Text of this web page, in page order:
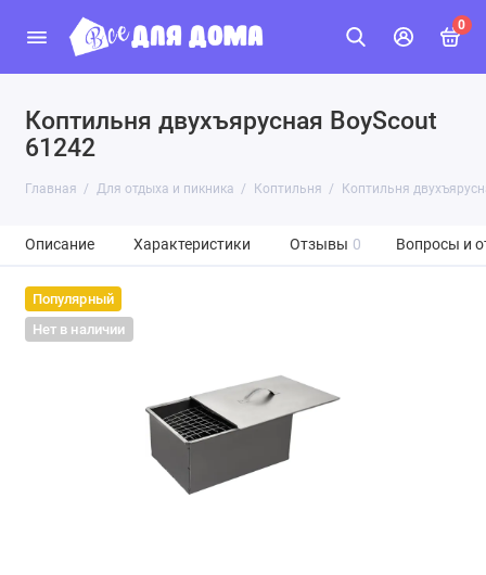
0
Коптильня двухъярусная BoyScout
61242
Главная Для отдыха и пикника Коптильня Коптильня
Описание Характеристики Отзывы 0 Вопросы и
Популярный
Нет в наличии